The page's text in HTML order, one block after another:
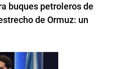
buques petroleros de
de Ormuz: un